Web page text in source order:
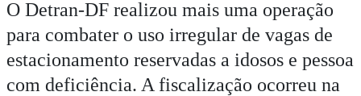
O Detran-DF realizou mais uma operação
para combater o uso irregular de vagas de
estacionamento reservadas a idosos e pessoa
com deficiência. A fiscalização ocorreu na